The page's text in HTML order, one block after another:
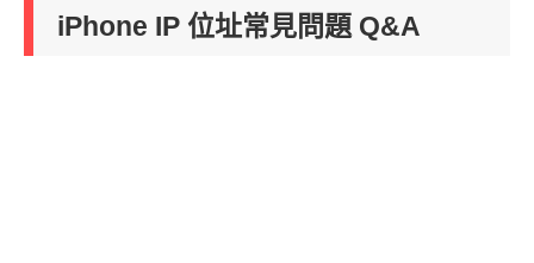
iPhone IP 位址常見問題 Q&A